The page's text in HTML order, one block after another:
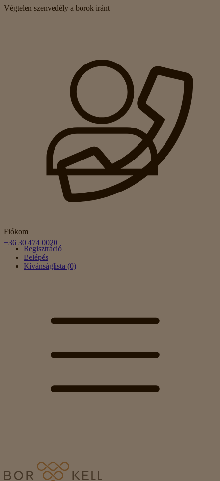
Végtelen szenvedély a borok iránt
Fiókom
Regisztráció
Belépés
Kívánságlista (0)
+36 30 474 0020